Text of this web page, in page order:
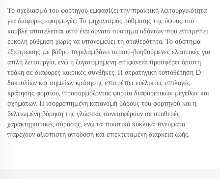
Το σχεδιασμό του φορτηγού εμφασίζει την πρακτική λειτουργικότητα
για διάφορες εφαρμογές. Το μηχανισμός ρύθμισης της ύψους του
κουβλέ αποτελείται από ένα δυνατό σύστημα οδόντων που επιτρέπει
εύκολη ρύθμιση χωρίς να υπονομεύει τη σταθερότητα. Το σύστημα
έξιστρωσης με βάθρο περιλαμβάνει αεριού-βοηθούμενες ελαστικές για
απλή λειτουργία, ενώ η ζυγοτομημένη επιφάνεια προσφέρει άριστη
τράκη σε διάφορες καιρικές συνθήκες. Η στρατηγική τοποθέτηση D-
δακτυλίων και σημείων κράτησης επιτρέπει ευέλικτες επιλογές
κράτησης φορτίου, προσαρμόζοντας φορτία διαφορετικών μεγεθών και
σχημάτων. Η ισορροπημένη κατανομή βάρους του φορτηγού και η
βελτιωμένη βάρηση της γλώσσας συνεισφέρουν σε σταθερές
χαρακτηριστικές σύρασης, ενώ τα ποιοτικά κυκλικά πνεύματα
παρέχουν αξιόπιστη απόδοση και επεκτεταμένη διάρκεια ζωής.